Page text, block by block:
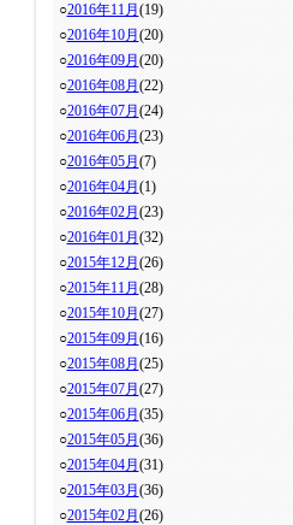
○2016年11月 (19)
○2016年10月 (20)
○2016年09月 (20)
○2016年08月 (22)
○2016年07月 (24)
○2016年06月 (23)
○2016年05月 (7)
○2016年04月 (1)
○2016年02月 (23)
○2016年01月 (32)
○2015年12月 (26)
○2015年11月 (28)
○2015年10月 (27)
○2015年09月 (16)
○2015年08月 (25)
○2015年07月 (27)
○2015年06月 (35)
○2015年05月 (36)
○2015年04月 (31)
○2015年03月 (36)
○2015年02月 (26)